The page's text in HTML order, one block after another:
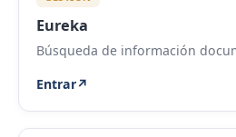
Eureka
Búsqueda de información
Entrar↗